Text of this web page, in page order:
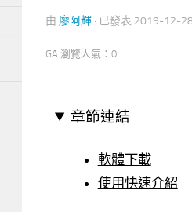
由 廖阿輝 · 已發表 2019-12-
GA 瀏覽人氣：0
章節連結
軟體下載
使用快速介紹